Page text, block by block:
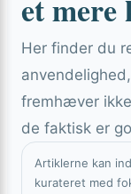
et
Her finder du
fremhæver
de faktisk er
Artiklerne kan
kurateret med